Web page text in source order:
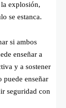
explosión,
se estanca.
si ambos
enseñar a
y a sostener
enseñar
seguridad con